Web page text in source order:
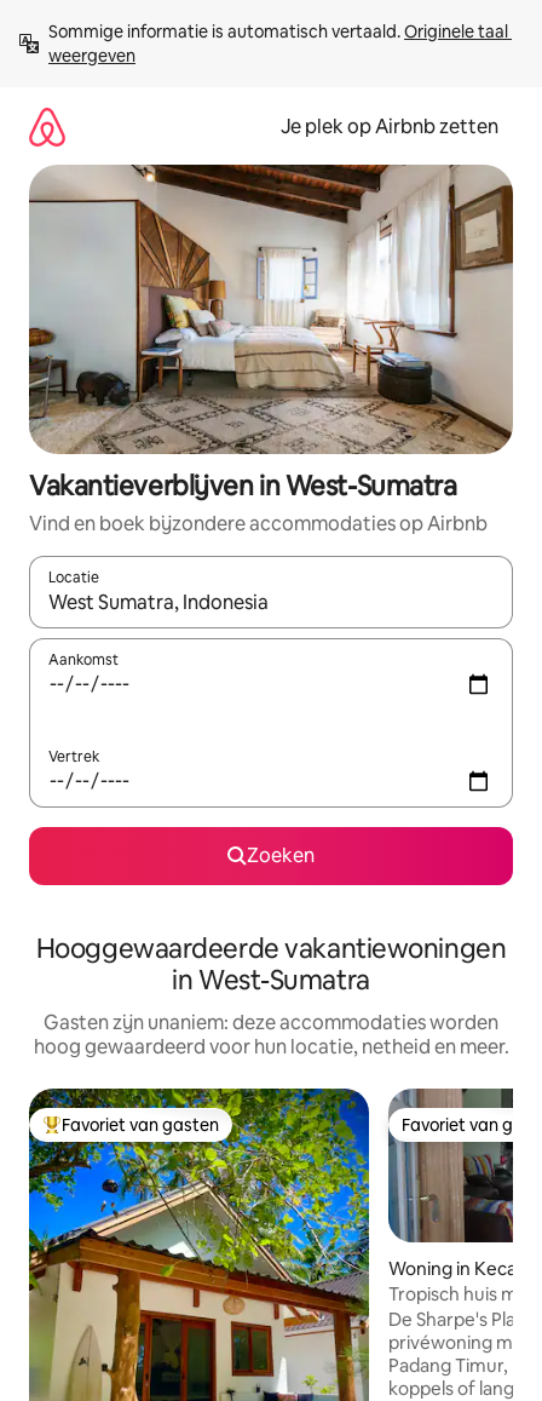
direct
naar
Sommige informatie is automatisch vertaald. Originele taal
weergeven
Je plek op Airbnb zetten
Vakantieverblijven in West-Sumatra
Vind en boek bijzondere accommodaties op Airbnb
Locatie
Wanneer er resultaten beschikbaar zijn, maak je een keuze
Aankomst
Vertrek
Zoeken
Hooggewaardeerde vakantiewoningen
in West-Sumatra
Gasten zijn unaniem: deze accommodaties worden
hoog gewaardeerd voor hun locatie, netheid en meer.
Topfavoriet van gasten
Favoriet van gasten Favoriet van
Favoriet van
Woning in
g Timur
Tropisch huis met
– The Sharpe's
De Sharpe's
privéwoning met
Padang Timur,
koppels of